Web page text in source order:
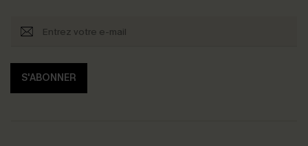
S'ABONNER